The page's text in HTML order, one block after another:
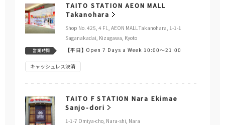
TAITO STATION AEON MALL
Takanohara
Shop No. 425, 4 Fl., AEON MALL Takanohara, 1-1-1
Saganakadai, Kizugawa, Kyoto
営業時間 【平日】 Open 7 Days a Week 10:00～21:00
キャッシュレス決済
TAITO F STATION Nara Ekimae
Sanjo-dori
1-1-7 Omiya-cho, Nara-shi, Nara